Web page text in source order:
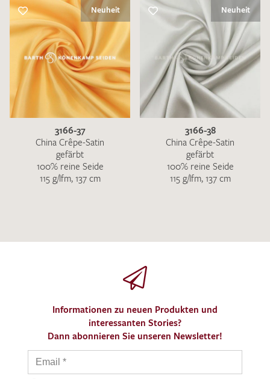
Neuheit
3166-37
China Crêpe-Satin
gefärbt
100% reine Seide
115 g/lfm, 137 cm
Neuheit
3166-38
China Crêpe-Satin
gefärbt
100% reine Seide
115 g/lfm, 137 cm
Informationen zu neuen Produkten und
interessanten Stories?
Dann abonnieren Sie unseren Newsletter!